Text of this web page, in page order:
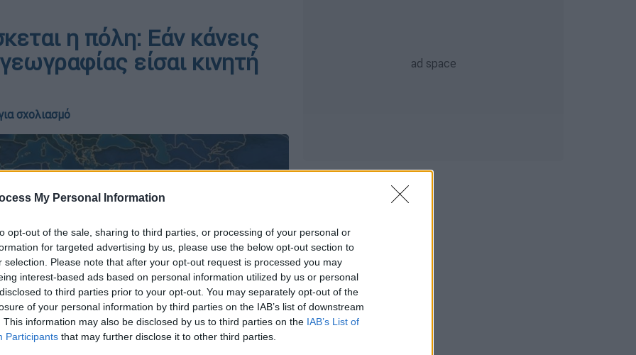
My Personal Information
opt-out of the sale, sharing to third parties, or processing of your personal or
for targeted advertising by us, please use the below opt-out section to
selection. Please note that after your opt-out request is processed you may
interest-based ads based on personal information utilized by us or personal
to third parties prior to your opt-out. You may separately opt-out of the
of your personal information by third parties on the IAB’s list of downstream
This information may also be disclosed by us to third parties on the IAB’s List of
Participants that may further disclose it to other third parties.
η πόλη: Εάν κάνεις
είσαι κινητή
σχολιασμό